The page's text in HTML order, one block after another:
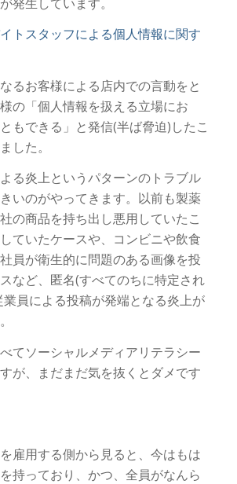
トスタッフによる個人情報に関す
るお客様による店内での言動をと
の「個人情報を扱える立場にお
もできる」と発信(半ば脅迫)したこ
した。
る炎上というパターンのトラブル
いのがやってきます。以前も製薬
の商品を持ち出し悪用していたこ
ていたケースや、コンビニや飲食
員が衛生的に問題のある画像を投
など、匿名(すべてのちに特定され
業員による投稿が発端となる炎上が
てソーシャルメディアリテラシー
が、まだまだ気を抜くとダメです
雇用する側から見ると、今はもは
持っており、かつ、全員がなんら